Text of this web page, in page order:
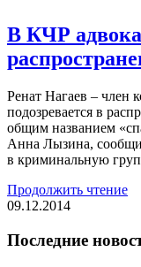
В КЧР
Ренат Нагаев – член
подозревается в
общим названием
Анна Лызина,
в криминальную
Продолжить чтение
09.12.2014
Последние